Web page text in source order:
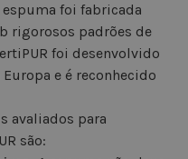
foi fabricada
rigorosos padrões de
foi desenvolvido
e é reconhecido
avaliados para
são: